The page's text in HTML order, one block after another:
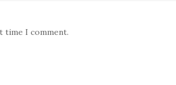
time I comment.